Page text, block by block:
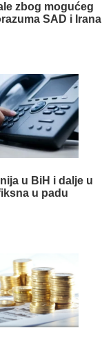
zbog mogućeg
SAD i Irana
u BiH i dalje u
u padu